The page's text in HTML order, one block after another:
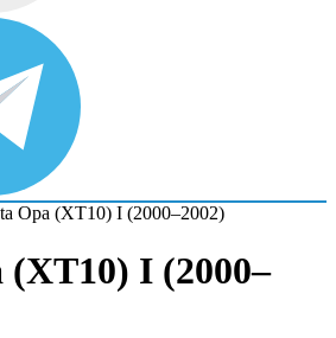
Opa (XT10) I (2000–2002)
(XT10) I (2000–